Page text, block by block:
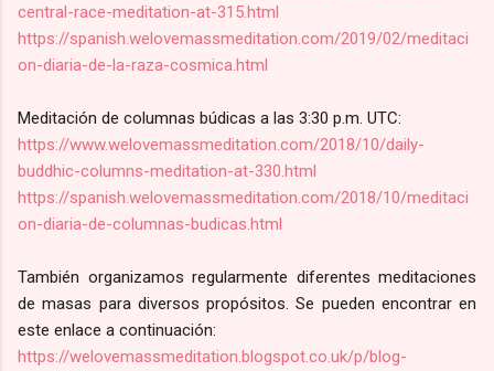
central-race-meditation-at-315.html
https://spanish.welovemassmeditation.com/2019/02/meditaci
on-diaria-de-la-raza-cosmica.html
Meditación de columnas búdicas a las 3:30 p.m. UTC:
https://www.welovemassmeditation.com/2018/10/daily-
buddhic-columns-meditation-at-330.html
https://spanish.welovemassmeditation.com/2018/10/meditaci
on-diaria-de-columnas-budicas.html
También organizamos regularmente diferentes meditaciones
de masas para diversos propósitos. Se pueden encontrar en
este enlace a continuación:
https://welovemassmeditation.blogspot.co.uk/p/blog-